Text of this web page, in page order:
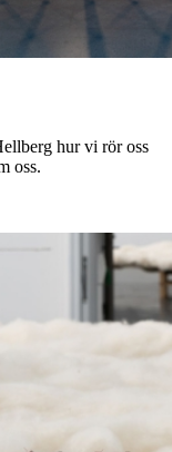
hur vi rör oss
oss.